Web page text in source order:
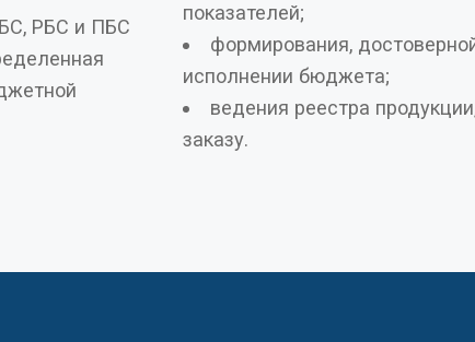
РБС и ПБС
показателей;
формирования,
исполнении бюджета;
ведения реестра
заказу.